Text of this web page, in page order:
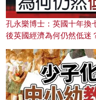
孔永樂博士：英國十年換
後英國經濟為何仍然低迷